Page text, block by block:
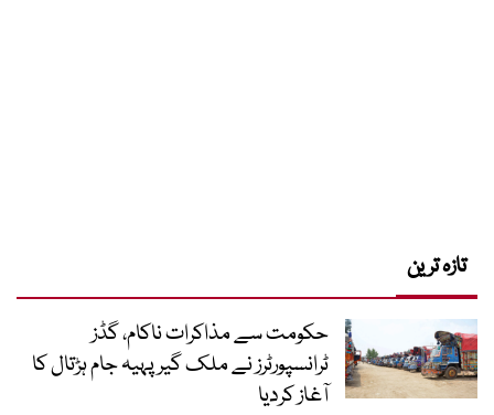
تازہ ترین
حکومت سے مذاکرات ناکام، گڈز
ٹرانسپورٹرز نے ملک گیر پہیہ جام ہڑتال کا
آغاز کردیا